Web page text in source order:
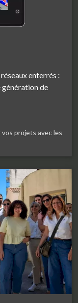
enterrés :
génération de
projets avec les